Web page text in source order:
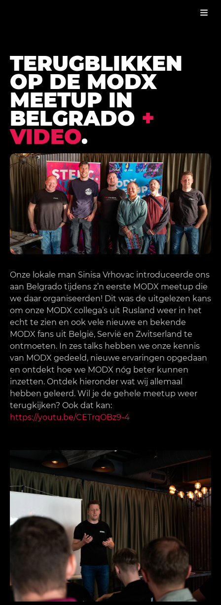
TERUGBLIKKEN
OP DE MODX
MEETUP IN
BELGRADO +
VIDEO.
Onze lokale man Sinisa Vrhovac introduceerde ons
aan Belgrado tijdens z’n eerste MODX meetup die
we daar organiseerden! Dit was de uitgelezen kans
om onze MODX collega’s uit Rusland weer in het
echt te zien en ook vele nieuwe en bekende
MODX fans uit België, Servië en Zwitserland te
ontmoeten. In zes talks hebben we onze kennis
van MODX gedeeld, nieuwe ervaringen opgedaan
en ontdekt hoe we MODX nóg beter kunnen
inzetten. Ontdek hieronder wat wij allemaal
hebben geleerd. Wil je de gehele meetup weer
terugkijken? Ook dat kan:
https://youtu.be/CETrqOBz9-4